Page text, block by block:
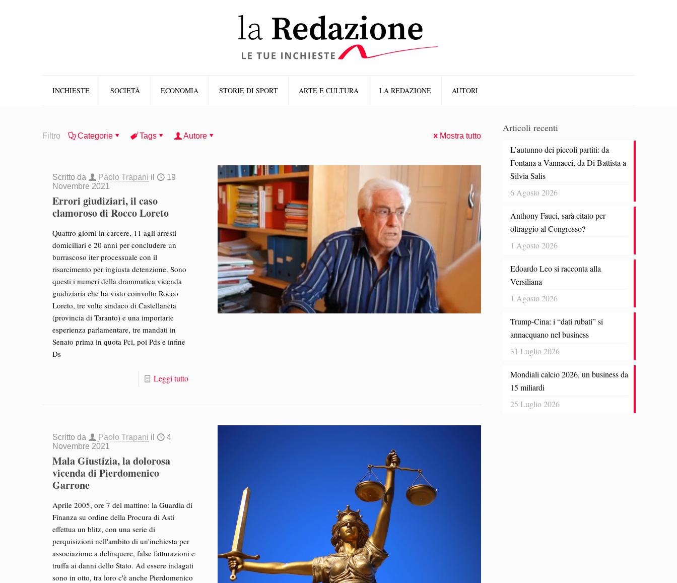
INCHIESTE SOCIETÀ ECONOMIA STORIE DI SPORT ARTE E CULTURA LA REDAZIONE AUTORI
Filtro Categorie Tags Autore Mostra tutto
Scritto da Paolo Trapani il
19
Novembre 2021
Errori giudiziari, il caso
clamoroso di Rocco Loreto
Quattro giorni in carcere, 11 agli arresti
domiciliari e 20 anni per concludere un
burrascoso iter processuale con il
risarcimento per ingiusta detenzione. Sono
questi i numeri della drammatica vicenda
giudiziaria che ha visto coinvolto Rocco
Loreto, tre volte sindaco di Castellaneta
(provincia di Taranto) e una importarte
esperienza parlamentare, tre mandati in
Senato prima in quota Pci, poi Pds e infine
Ds
Leggi tutto
Scritto da Paolo Trapani il
4
Novembre 2021
Mala Giustizia, la dolorosa
vicenda di Pierdomenico
Garrone
Aprile 2005, ore 7 del mattino: la Guardia di
Finanza su ordine della Procura di Asti
effettua un blitz, con una serie di
perquisizioni nell'ambito di un'inchiesta per
associazione a delinquere, false fatturazioni e
truffa ai danni dello Stato. Ad essere indagati
sono in otto, tra loro c'è anche Pierdomenico
Articoli recenti
L’autunno dei piccoli partiti: da
Fontana a Vannacci, da Di Battista a
Silvia Salis
6 Agosto 2026
Anthony Fauci, sarà citato per
oltraggio al Congresso?
1 Agosto 2026
Edoardo Leo si racconta alla
Versiliana
1 Agosto 2026
Trump-Cina: i “dati rubati” si
annacquano nel business
31 Luglio 2026
Mondiali calcio 2026, un business da
15 miliardi
25 Luglio 2026